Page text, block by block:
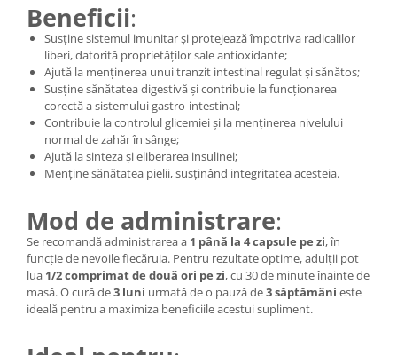
Beneficii:
Susține sistemul imunitar și protejează împotriva radicalilor
liberi, datorită proprietăților sale antioxidante;
Ajută la menținerea unui tranzit intestinal regulat și sănătos;
Susține sănătatea digestivă și contribuie la funcționarea
corectă a sistemului gastro-intestinal;
Contribuie la controlul glicemiei și la menținerea nivelului
normal de zahăr în sânge;
Ajută la sinteza și eliberarea insulinei;
Menține sănătatea pielii, susținând integritatea acesteia.
Mod de administrare:
Se recomandă administrarea a 1 până la 4 capsule pe zi, în
funcție de nevoile fiecăruia. Pentru rezultate optime, adulții pot
lua 1/2 comprimat de două ori pe zi, cu 30 de minute înainte de
masă. O cură de3 luni urmată de o pauză de3 săptămâni este
ideală pentru a maximiza beneficiile acestui supliment.